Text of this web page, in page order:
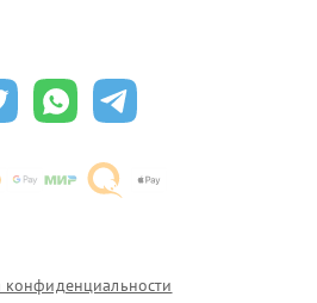
конфиденциальности